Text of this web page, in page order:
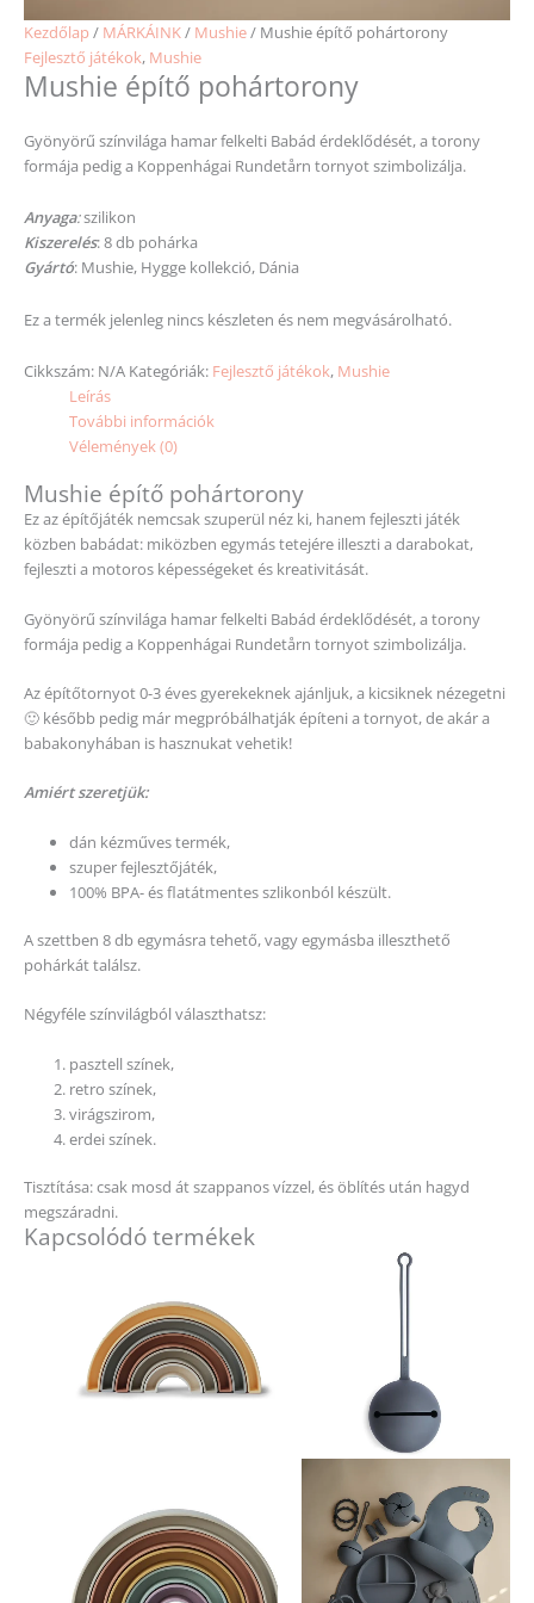
Kezdőlap / MÁRKÁINK/ Mushie/ Mushie építő pohártorony
Fejlesztő játékok, Mushie
Mushie építő pohártorony
Gyönyörű színvilága hamar felkelti Babád érdeklődését, a torony
formája pedig a Koppenhágai Rundetårn tornyot szimbolizálja.
Anyaga:szilikon
Kiszerelés: 8 db pohárka
Gyártó: Mushie, Hygge kollekció, Dánia
Ez a termék jelenleg nincs készleten és nem megvásárolható.
Cikkszám: N/A Kategóriák: Fejlesztő játékok, Mushie
Leírás
További információk
Vélemények (0)
Mushie építő pohártorony
Ez az építőjáték nemcsak szuperül néz ki, hanem fejleszti játék
közben babádat: miközben egymás tetejére illeszti a darabokat,
fejleszti a motoros képességeket és kreativitását.
Gyönyörű színvilága hamar felkelti Babád érdeklődését, a torony
formája pedig a Koppenhágai Rundetårn tornyot szimbolizálja.
Az építőtornyot 0-3 éves gyerekeknek ajánljuk, a kicsiknek nézegetni
🙂 később pedig már megpróbálhatják építeni a tornyot, de akár a
babakonyhában is hasznukat vehetik!
Amiért szeretjük:
dán kézműves termék,
szuper fejlesztőjáték,
100% BPA- és flatátmentes szlikonból készült.
A szettben 8 db egymásra tehető, vagy egymásba illeszthető
pohárkát találsz.
Négyféle színvilágból választhatsz:
pasztell színek,
retro színek,
virágszirom,
erdei színek.
Tisztítása: csak mosd át szappanos vízzel, és öblítés után hagyd
megszáradni.
Kapcsolódó termékek
több
variációja
van.
ki